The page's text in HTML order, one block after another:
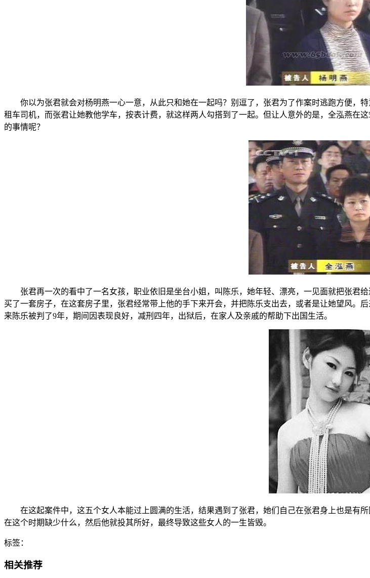
你以为张君就会对杨明燕一心一意，从此只和她在一起吗？别逗了，张君为了作案时逃跑方便，
租车司机，而张君让她教他学车，按表计费，就这样两人勾搭到了一起。但让人意外的是，全泓燕在
的事情呢？
张君再一次的看中了一名女孩，职业依旧是坐台小姐，叫陈乐，她年轻、漂亮，一见面就把张君
买了一套房子，在这套房子里，张君经常带上他的手下来开会，并把陈乐支出去，或者是让她望风。
来陈乐被判了9年，期间因表现良好，减刑四年，出狱后，在家人及亲戚的帮助下出国生活。
在这起案件中，这五个女人本能过上圆满的生活，结果遇到了张君，她们自己在张君身上也是有
在这个时期缺少什么，然后他就投其所好，最终导致这些女人的一生皆毁。
标签：
相关推荐